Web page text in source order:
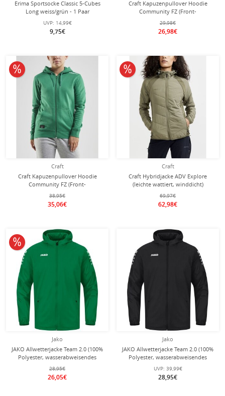
Erima Sportsocke Classic 5-Cubes
Long weiss/grün - 1 Paar
UVP: 14,99€
9,75€
Craft Kapuzenpullover Hoodie
Community FZ (Front-
Reißverschluss, sportliche Passform)
navyblau Damen
29,98€
26,98€
Craft
Craft Kapuzenpullover Hoodie
Community FZ (Front-
Reißverschluss, sportliche Passform)
grün Damen
38,95€
35,06€
10% reduziert
Craft
Craft Hybridjacke ADV Explore
(leichte wattiert, winddicht)
khakigrün Damen
69,97€
62,98€
10% reduziert
Jako
JAKO Allwetterjacke Team 2.0 (100%
Polyester, wasserabweisendes
Obermaterial) grün Kinder
28,95€
26,05€
10% reduziert
Jako
JAKO Allwetterjacke Team 2.0 (100%
Polyester, wasserabweisendes
Obermaterial) schwarz Kinder
UVP: 39,99€
28,95€